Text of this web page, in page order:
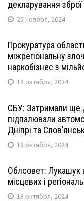
декларування зброї
25 ноября, 2024
Прокуратура
міжрегіональну
наркобізнес з
18 октября, 2024
СБУ: Затримали ще
підпалювали
Дніпрі та
18 октября, 2024
Облсовет: Лукашук
місцевих і
18 октября, 2024